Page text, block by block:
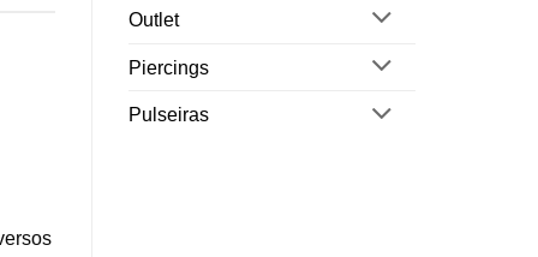
Outlet
Piercings
Pulseiras